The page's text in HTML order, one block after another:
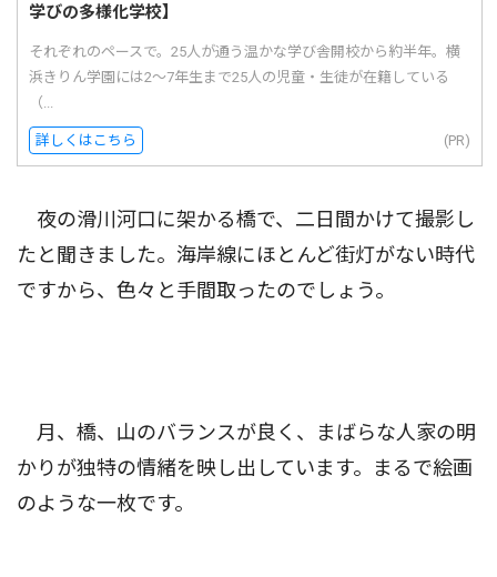
学びの多様化学校】
それぞれのペースで。25人が通う温かな学び舎開校から約半年。横
浜きりん学園には2〜7年生まで25人の児童・生徒が在籍している
（...
詳しくはこちら (PR)
夜の滑川河口に架かる橋で、二日間かけて撮影し
たと聞きました。海岸線にほとんど街灯がない時代
ですから、色々と手間取ったのでしょう。
月、橋、山のバランスが良く、まばらな人家の明
かりが独特の情緒を映し出しています。まるで絵画
のような一枚です。